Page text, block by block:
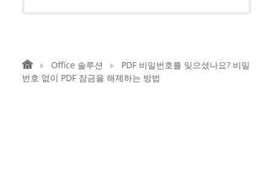
Office 솔루션
PDF 비밀번호를 잊으셨나요? 비밀
번호 없이 PDF 잠금을 해제하는 방법